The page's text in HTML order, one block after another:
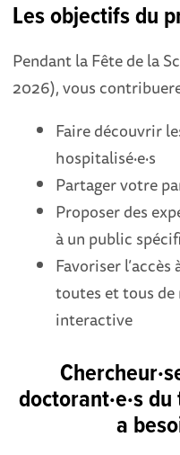
Les objectifs du
Pendant la Fête de la
2026), vous
Faire découvrir
hospitalisé·e·s
Partager votre
Proposer des
à un public
Favoriser
toutes et tous
interactive
doctorant·e·s
a